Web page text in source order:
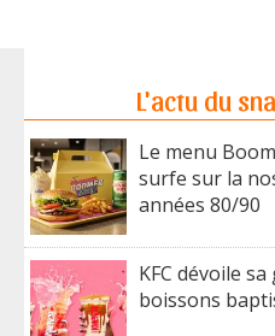
L'actu du
Le menu
surfe sur la
années 80/90
KFC dévoile
boissons